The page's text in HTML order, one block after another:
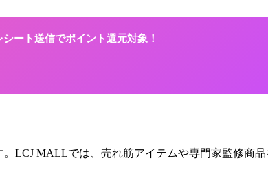
ート送信でポイント還元対象！
LCJ MALLでは、売れ筋アイテムや専門家監修商